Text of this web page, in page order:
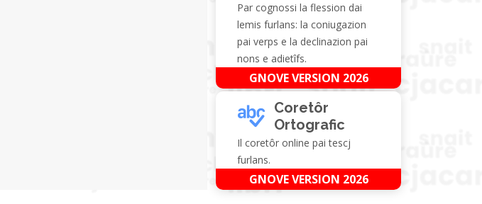
Par cognossi la flession dai
lemis furlans: la coniugazion
pai verps e la declinazion pai
nons e adietîfs.
GNOVE VERSION 2026
Coretôr
Ortografic
Il coretôr online pai tescj
furlans.
GNOVE VERSION 2026